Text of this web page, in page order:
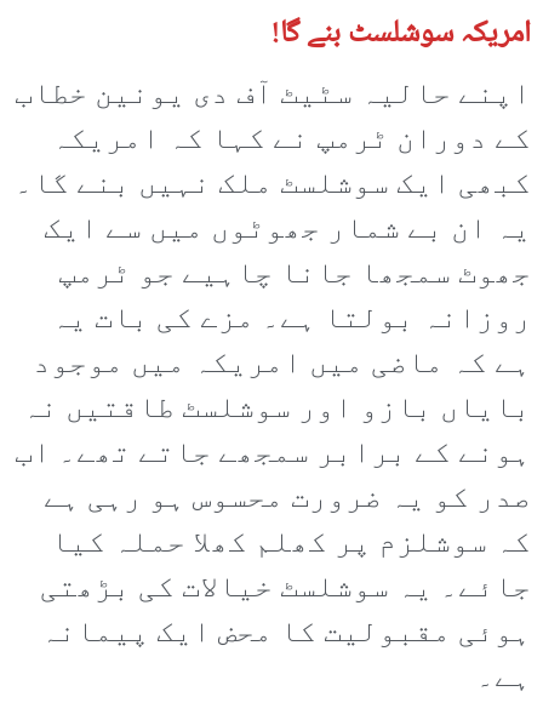
امریکہ سوشلسٹ بنے گا!
اپنے حالیہ سٹیٹ آف دی یونین خطاب
کے دوران ٹرمپ نے کہا کہ امریکہ
کبھی ایک سوشلسٹ ملک نہیں بنے گا۔
یہ ان بے شمار جھوٹوں میں سے ایک
جھوٹ سمجھا جانا چاہیے جو ٹرمپ
روزانہ بولتا ہے۔ مزے کی بات یہ
ہے کہ ماضی میں امریکہ میں موجود
بایاں بازو اور سوشلسٹ طاقتیں نہ
ہونے کے برابر سمجھے جاتے تھے۔ اب
صدر کو یہ ضرورت محسوس ہو رہی ہے
کہ سوشلزم پر کھلم کھلا حملہ کیا
جائے۔ یہ سوشلسٹ خیالات کی بڑھتی
ہوئی مقبولیت کا محض ایک پیمانہ
ہے۔